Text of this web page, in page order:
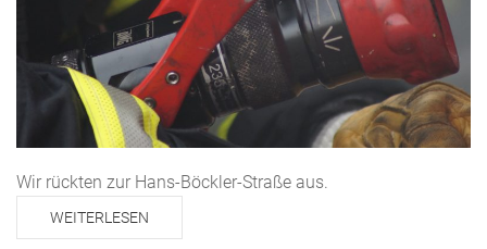
Wir rückten zur Hans-Böckler-Straße aus.
WEITERLESEN